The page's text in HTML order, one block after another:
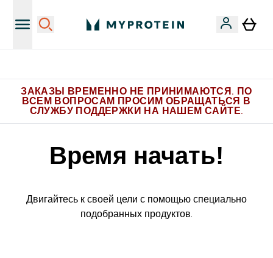
ЗАКАЗЫ ВРЕМЕННО НЕ ПРИНИМАЮТСЯ. ПО
ВСЕМ ВОПРОСАМ ПРОСИМ ОБРАЩАТЬСЯ В
СЛУЖБУ ПОДДЕРЖКИ НА НАШЕМ САЙТЕ.
Время начать!
Двигайтесь к своей цели с помощью специально
подобранных продуктов.